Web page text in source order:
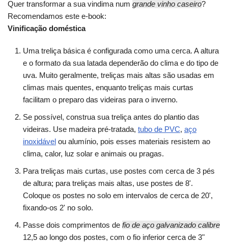
Quer transformar a sua vindima num grande vinho caseiro?
Recomendamos este e-book:
Vinificação doméstica
Uma treliça básica é configurada como uma cerca. A altura
e o formato da sua latada dependerão do clima e do tipo de
uva. Muito geralmente, treliças mais altas são usadas em
climas mais quentes, enquanto treliças mais curtas
facilitam o preparo das videiras para o inverno.
Se possível, construa sua treliça antes do plantio das
videiras. Use madeira pré-tratada, tubo de PVC, aço
inoxidável ou alumínio, pois esses materiais resistem ao
clima, calor, luz solar e animais ou pragas.
Para treliças mais curtas, use postes com cerca de 3 pés
de altura; para treliças mais altas, use postes de 8'.
Coloque os postes no solo em intervalos de cerca de 20',
fixando-os 2' no solo.
Passe dois comprimentos de fio de aço galvanizado calibre
12,5 ao longo dos postes, com o fio inferior cerca de 3"